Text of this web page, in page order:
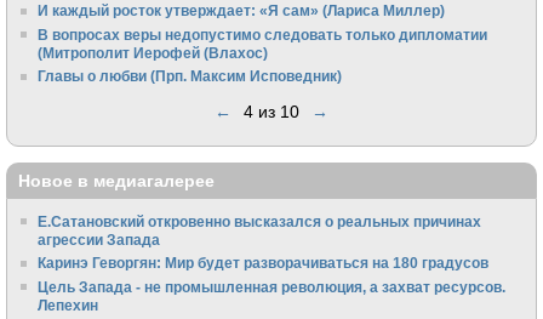
И каждый росток утверждает: «Я сам» (Лариса Миллер)
В вопросах веры недопустимо следовать только дипломатии
(Митрополит Иерофей (Влахос)
Главы о любви (Прп. Максим Исповедник)
← 4 из 10 →
Новое в медиагалерее
Е.Сатановский откровенно высказался о реальных причинах
агрессии Запада
Каринэ Геворгян: Мир будет разворачиваться на 180 градусов
Цель Запада - не промышленная революция, а захват ресурсов.
Лепехин